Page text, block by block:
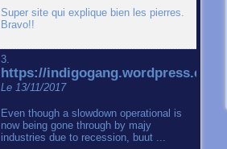
Super site qui explique bien les pierres.
Bravo!!
3.
https://indigogang.wordpress.com
Le 13/11/2017
Even though a slowdown operational is
now being gone through by majy
industries due to recession, buut ...